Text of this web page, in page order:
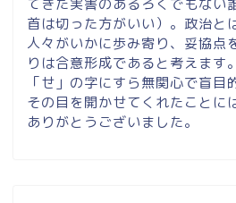
てきた実害のあるろくでもない
首は切った方がいい）。政治と
人々がいかに歩み寄り、妥協点
りは合意形成であると考えます
「せ」の字にすら無関心で盲目
その目を開かせてくれたことに
ありがとうございました。